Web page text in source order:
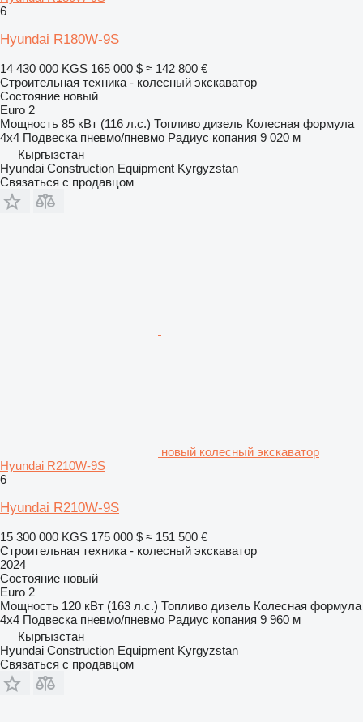
6
Hyundai R180W-9S
14 430 000 KGS 165 000 $ ≈ 142 800 €
Строительная техника - колесный экскаватор
Состояние новый
Euro 2
Мощность 85 кВт (116 л.с.) Топливо дизель Колесная формула
4x4 Подвеска пневмо/пневмо Радиус копания 9 020 м
Кыргызстан
Hyundai Construction Equipment Kyrgyzstan
Связаться с продавцом
новый колесный экскаватор
Hyundai R210W-9S
6
Hyundai R210W-9S
15 300 000 KGS 175 000 $ ≈ 151 500 €
Строительная техника - колесный экскаватор
2024
Состояние новый
Euro 2
Мощность 120 кВт (163 л.с.) Топливо дизель Колесная формула
4x4 Подвеска пневмо/пневмо Радиус копания 9 960 м
Кыргызстан
Hyundai Construction Equipment Kyrgyzstan
Связаться с продавцом